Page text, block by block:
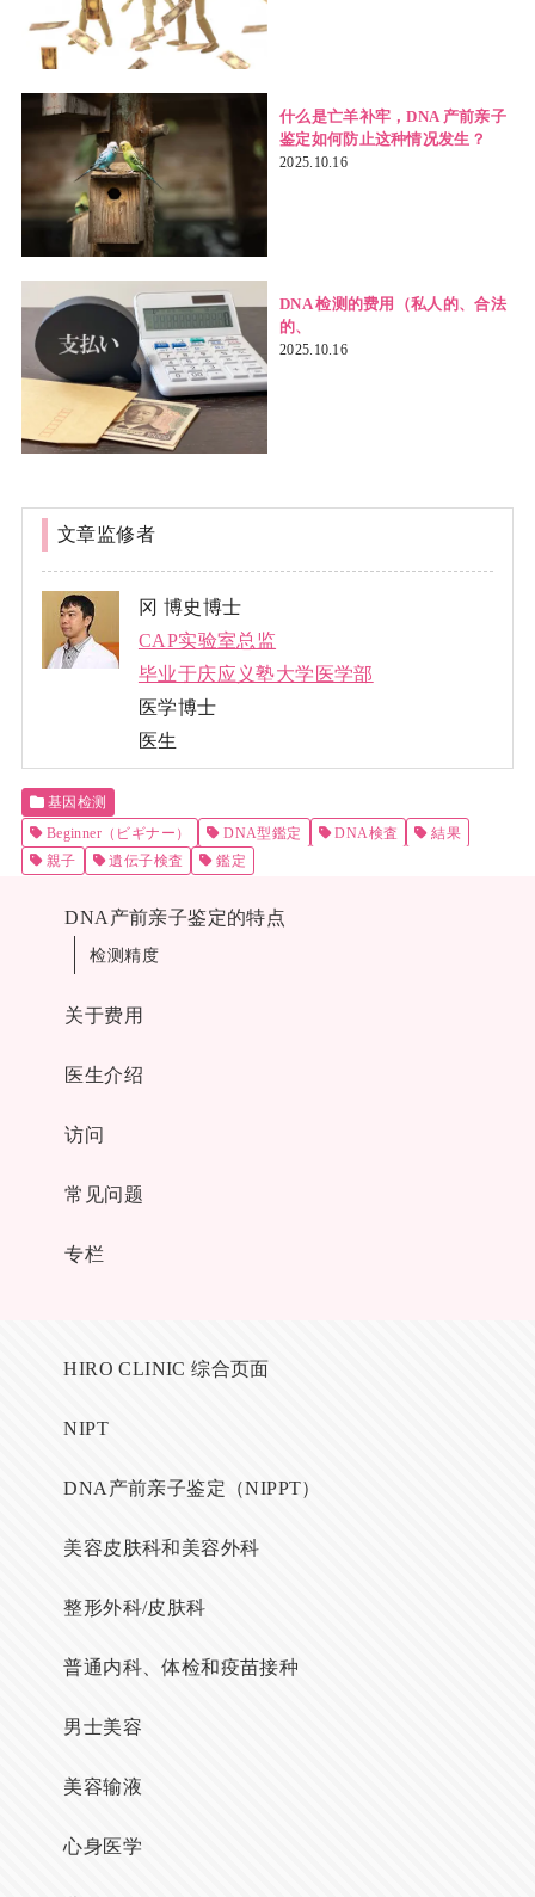
什么是亡羊补牢，DNA 产前亲子
鉴定如何防止这种情况发生？
2025.10.16
DNA 检测的费用（私人的、合法
的、
2025.10.16
文章监修者
冈 博史博士
CAP实验室总监
毕业于庆应义塾大学医学部
医学博士
医生
基因检测
Beginner（ビギナー）
DNA型鑑定 DNA検査
結果
親子
遺伝子検査 鑑定
DNA产前亲子鉴定的特点
检测精度
关于费用
医生介绍
访问
常见问题
专栏
HIRO CLINIC 综合页面
NIPT
DNA产前亲子鉴定（NIPPT）
美容皮肤科和美容外科
整形外科/皮肤科
普通内科、体检和疫苗接种
男士美容
美容输液
心身医学